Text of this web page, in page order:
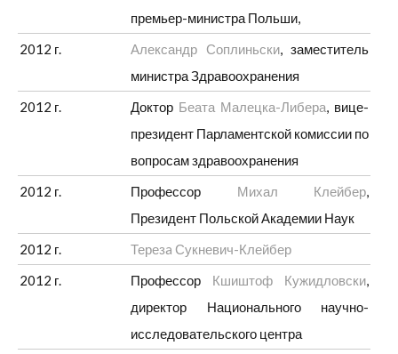
премьер-министра Польши,
2012 г.
Александр Соплиньски, заместитель
министра Здравоохранения
2012 г.
Доктор Беата Малецка-Либера, вице-
президент Парламентской комиссии по
вопросам здравоохранения
2012 г.
Профессор Михал Клейбер,
Президент Польской Академии Наук
2012 г.
Терезa ​​Сукневич-Клейбер
2012 г.
Профессор Кшиштоф Кужидловски,
директор Национального научно-
исследовательского центра